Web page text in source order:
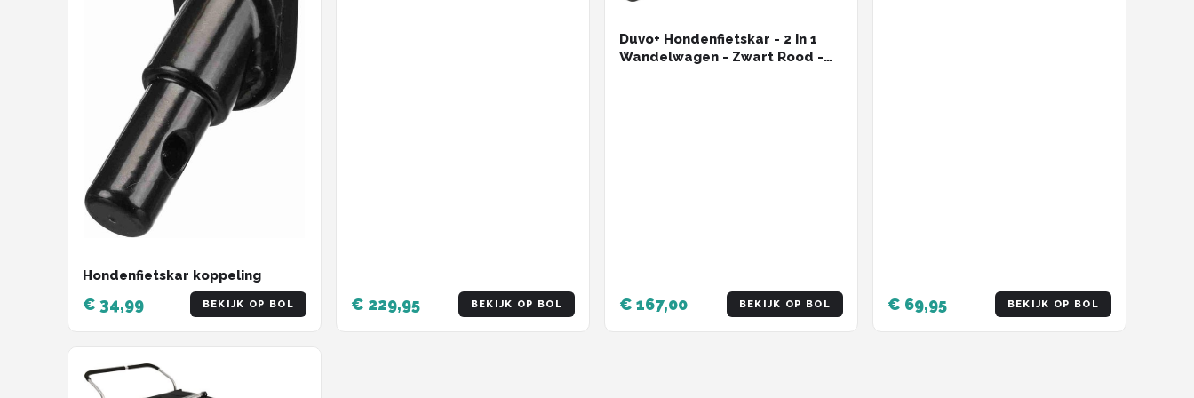
Hondenfietskar koppeling
€ 34,99 BEKIJK OP BOL € 229,95 BEKIJK OP BOL
Duvo+ Hondenfietskar - 2 in 1
Wandelwagen - Zwart Rood -
€ 167,00 BEKIJK OP BOL € 69,95 BEKIJK OP BOL